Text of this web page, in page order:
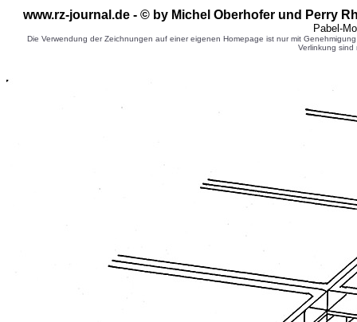
www.rz-journal.de - © by Michel Oberhofer und Perry
Pabel-
Die Verwendung der Zeichnungen auf einer eigenen Homepage ist nur mit
Verlinkung sind